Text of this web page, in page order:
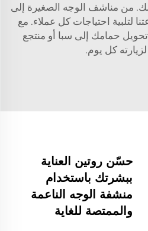
من مناشف الوجه الصغيرة إلى
لتلبية احتياجات كل عملاء. مع
حمامك إلى سبا أو منتجع
كل يوم.
حسّن روتين العناية
ببشرتك باستخدام
منشفة الوجه الناعمة
والممتصة للغاية